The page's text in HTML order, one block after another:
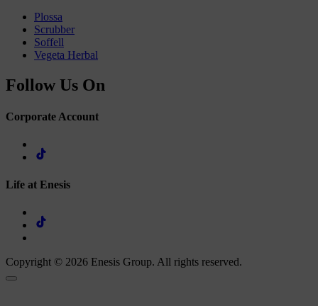
Plossa
Scrubber
Soffell
Vegeta Herbal
Follow Us On
Corporate Account
Life at Enesis
Copyright © 2026 Enesis Group. All rights reserved.